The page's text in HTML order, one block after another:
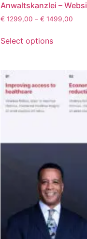
Anwaltskanzlei –
€ 1299,00 – € 1499,00
Select options